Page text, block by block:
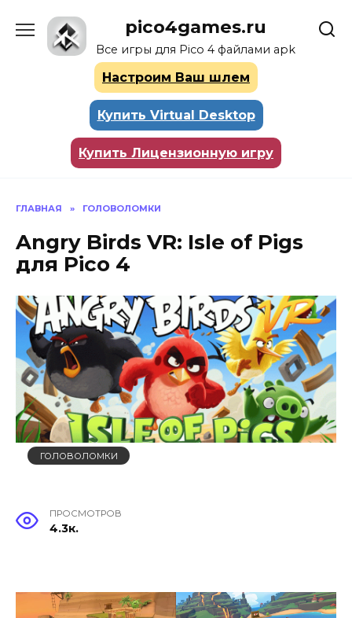
содержанию
pico4games.ru
Все игры для Pico 4 файлами apk
Настроим Ваш шлем
Купить Virtual Desktop
Купить Лицензионную игру
ГЛАВНАЯ » ГОЛОВОЛОМКИ
Angry Birds VR: Isle of Pigs
для Pico 4
ГОЛОВОЛОМКИ
ПРОСМОТРОВ
4.3к.